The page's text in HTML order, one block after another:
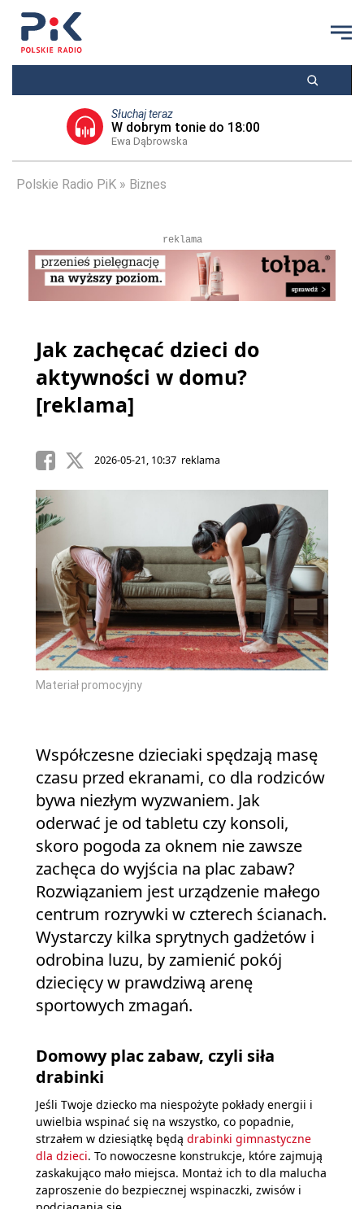
Słuchaj teraz
W dobrym tonie do 18:00
Ewa Dąbrowska
Polskie Radio PiK Biznes
reklama
Jak zachęcać dzieci do
aktywności w domu?
[reklama]
2026-05-21, 10:37 reklama
Materiał promocyjny
Współczesne dzieciaki spędzają masę
czasu przed ekranami, co dla rodziców
bywa niezłym wyzwaniem. Jak
oderwać je od tabletu czy konsoli,
skoro pogoda za oknem nie zawsze
zachęca do wyjścia na plac zabaw?
Rozwiązaniem jest urządzenie małego
centrum rozrywki w czterech ścianach.
Wystarczy kilka sprytnych gadżetów i
odrobina luzu, by zamienić pokój
dziecięcy w prawdziwą arenę
sportowych zmagań.
Domowy plac zabaw, czyli siła
drabinki
Jeśli Twoje dziecko ma niespożyte pokłady energii i
uwielbia wspinać się na wszystko, co popadnie,
strzałem w dziesiątkę będą drabinki gimnastyczne
dla dzieci. To nowoczesne konstrukcje, które zajmują
zaskakująco mało miejsca. Montaż ich to dla malucha
zaproszenie do bezpiecznej wspinaczki, zwisów i